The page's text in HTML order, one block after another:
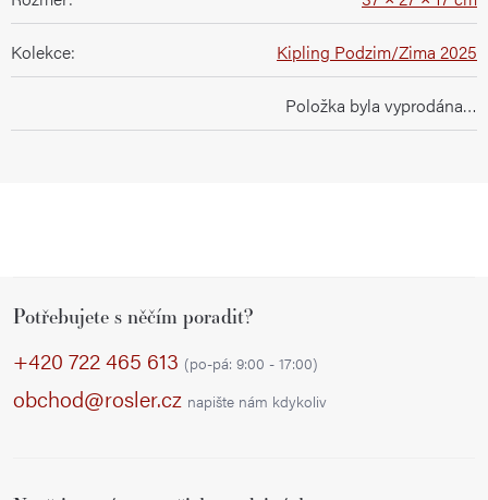
Kolekce: Kipling Podzim/Zima 2025
Položka byla vyprodána…
Potřebujete s něčím poradit?
+420 722 465 613 (po-pá: 9:00 - 17:00)
obchod@rosler.cz napište nám kdykoliv